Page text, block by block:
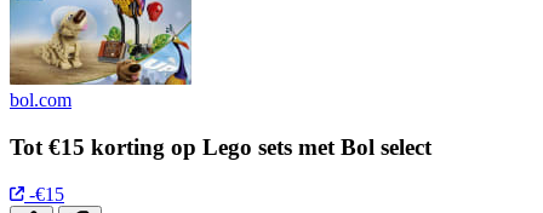
bol.com
Tot €15 korting op Lego sets met Bol select
-€15